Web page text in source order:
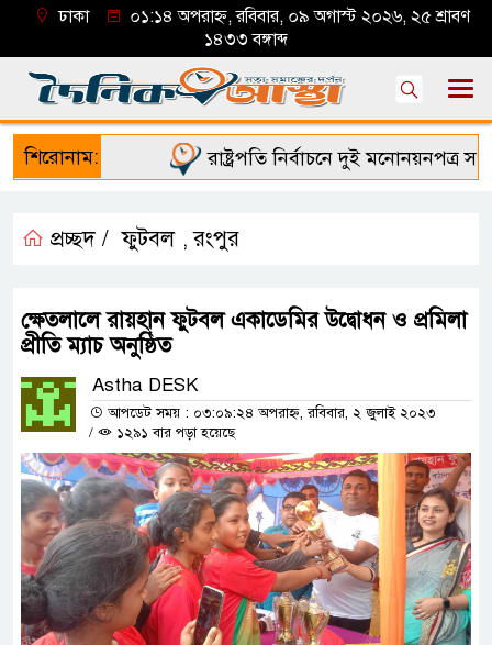
ঢাকা
০১:১৪ অপরাহ্ন, রবিবার, ০৯ অগাস্ট ২০২৬, ২৫ শ্রাবণ
১৪৩৩ বঙ্গাব্দ
শিরোনাম: রাষ্ট্রপতি নির্বাচনে দুই মনোনয়নপত্র সংগ্রহ
প্রচ্ছদ / ফুটবল ,রংপুর
ক্ষেতলালে রায়হান ফুটবল একাডেমির উদ্বোধন ও প্রমিলা
প্রীতি ম্যাচ অনুষ্ঠিত
Astha DESK
আপডেট সময় : ০৩:০৯:২৪ অপরাহ্ন, রবিবার, ২ জুলাই ২০২৩
/
১২৯১ বার পড়া হয়েছে